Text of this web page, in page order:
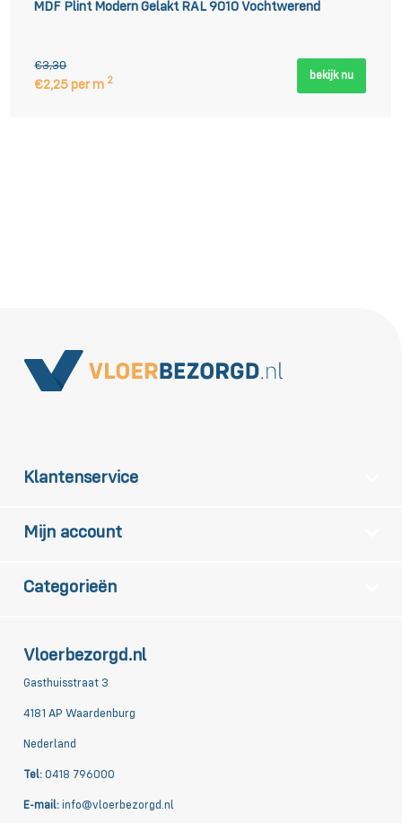
MDF Plint Modern Gelakt RAL 9010 Vochtwerend
€3,30
€2,25 per m 2 bekijk nu
Vloerbezorgd.nl
Gasthuisstraat 3
4181 AP Waardenburg
Nederland
Tel: 0418 796000
E-mail: info@vloerbezorgd.nl
Klantenservice
Mijn account
Categorieën